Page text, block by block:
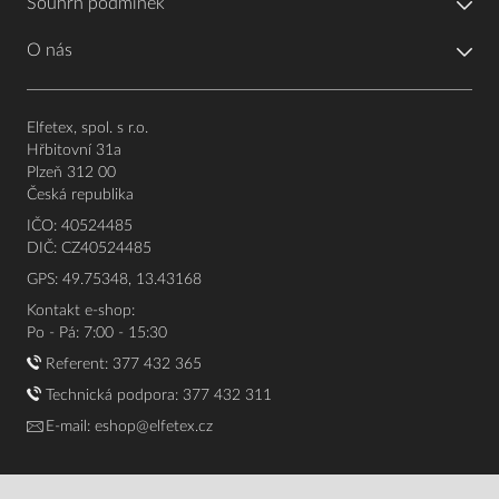
Souhrn podmínek
O nás
Elfetex, spol. s r.o.
Hřbitovní 31a
Plzeň 312 00
Česká republika
IČO: 40524485
DIČ: CZ40524485
GPS: 49.75348, 13.43168
Kontakt e-shop:
Po - Pá: 7:00 - 15:30
Referent: 377 432 365
Technická podpora: 377 432 311
E-mail: eshop@elfetex.cz